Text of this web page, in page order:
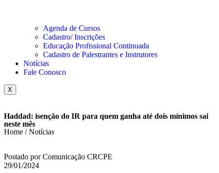
Agenda de Cursos
Cadastro/ Inscrições
Educação Profissional Continuada
Cadastro de Palestrantes e Instrutores
Notícias
Fale Conosco
X
Haddad: isenção do IR para quem ganha até dois mínimos sai
neste mês
Home / Notícias
Postado por Comunicação CRCPE
29/01/2024